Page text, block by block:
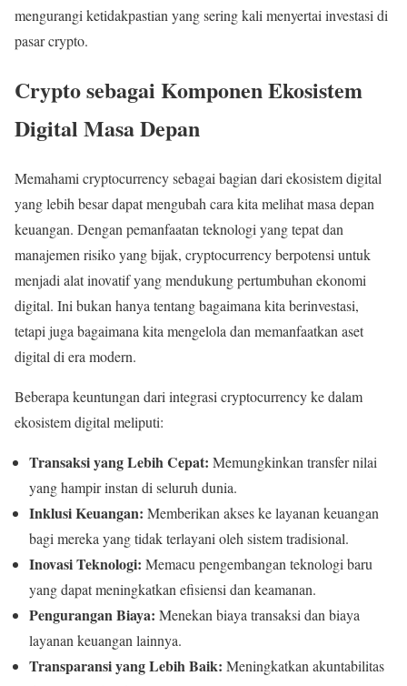
mengurangi ketidakpastian yang sering kali menyertai investasi di
pasar crypto.
Crypto sebagai Komponen Ekosistem
Digital Masa Depan
Memahami cryptocurrency sebagai bagian dari ekosistem digital
yang lebih besar dapat mengubah cara kita melihat masa depan
keuangan. Dengan pemanfaatan teknologi yang tepat dan
manajemen risiko yang bijak, cryptocurrency berpotensi untuk
menjadi alat inovatif yang mendukung pertumbuhan ekonomi
digital. Ini bukan hanya tentang bagaimana kita berinvestasi,
tetapi juga bagaimana kita mengelola dan memanfaatkan aset
digital di era modern.
Beberapa keuntungan dari integrasi cryptocurrency ke dalam
ekosistem digital meliputi:
Transaksi yang Lebih Cepat: Memungkinkan transfer nilai
yang hampir instan di seluruh dunia.
Inklusi Keuangan: Memberikan akses ke layanan keuangan
bagi mereka yang tidak terlayani oleh sistem tradisional.
Inovasi Teknologi: Memacu pengembangan teknologi baru
yang dapat meningkatkan efisiensi dan keamanan.
Pengurangan Biaya: Menekan biaya transaksi dan biaya
layanan keuangan lainnya.
Transparansi yang Lebih Baik: Meningkatkan akuntabilitas